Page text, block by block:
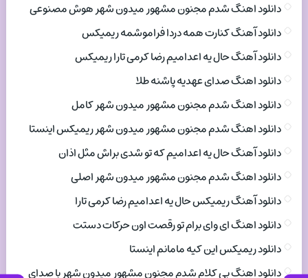
دانلود اهنگ شدم مجنون مشهور میدون شهر هوش مصنوعی
دانلود آهنگ کنارت همه دردا فراموشمه ریمیکس
دانلود آهنگ حال یه اعدامیم رضا کرمی تارا ریمیکس
دانلود اهنگ صدای عهدیه پاشنه طلا
دانلود اهنگ شدم مجنون مشهور میدون شهر کامل
دانلود اهنگ شدم مجنون مشهور میدون شهر ریمیکس اینستا
دانلود آهنگ حال یه اعدامیم که تو شدی براش مثل اذان
دانلود اهنگ شدم مجنون مشهور میدون شهر اصلی
دانلود آهنگ ریمیکس حال یه اعدامیم رضا کرمی تارا
دانلود اهنگ ای وای برام تو رقصت اون حرکات دستت
دانلود ریمیکس این کیه مامانم اینستا
دانلود اهنگ بی کلام شدم مجنون مشهور میدون شهر با صدای